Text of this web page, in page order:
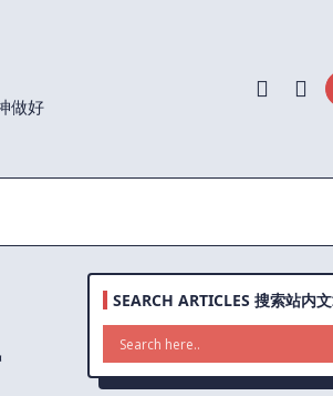
做好
SEARCH ARTICLES 搜索站内